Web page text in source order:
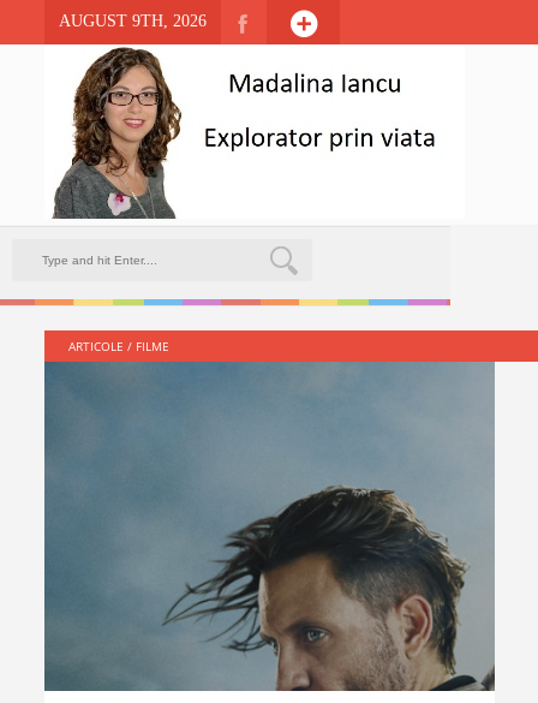
AUGUST 9TH, 2026
ARTICOLE / FILME